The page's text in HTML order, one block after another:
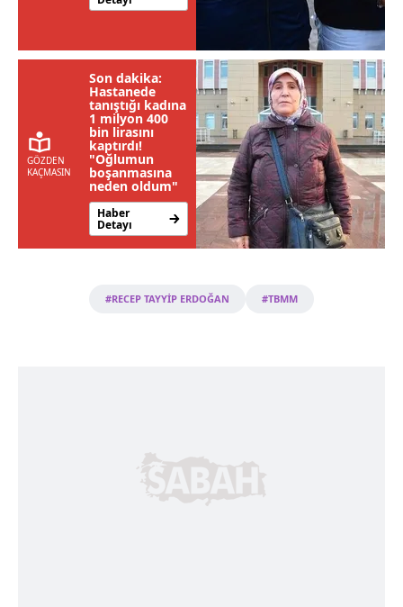
Son dakika:
Hastanede
tanıştığı kadına
1 milyon 400
bin lirasını
kaptırdı!
"Oğlumun
boşanmasına
neden oldum"
#RECEP TAYYİP ERDOĞAN #TBMM